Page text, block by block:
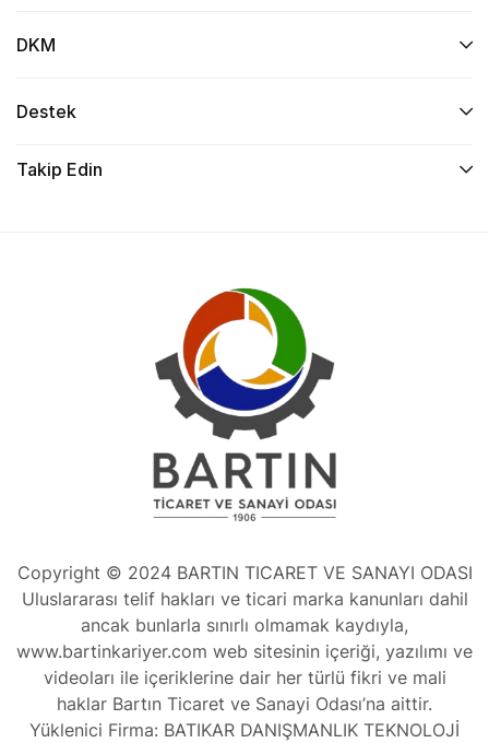
DKM
Destek
Takip Edin
Copyright © 2024 BARTIN TICARET VE SANAYI ODASI
Uluslararası telif hakları ve ticari marka kanunları dahil
ancak bunlarla sınırlı olmamak kaydıyla,
www.bartinkariyer.com web sitesinin içeriği, yazılımı ve
videoları ile içeriklerine dair her türlü fikri ve mali
haklar Bartın Ticaret ve Sanayi Odası’na aittir.
Yüklenici Firma: BATIKAR DANIŞMANLIK TEKNOLOJİ